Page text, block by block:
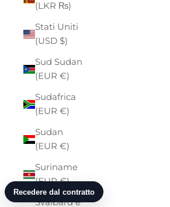
(LKR ₨)
Stati Uniti
(USD $)
Sud Sudan
(EUR €)
Sudafrica
(EUR €)
Sudan
(EUR €)
Suriname
(EUR €)
Svalbard e